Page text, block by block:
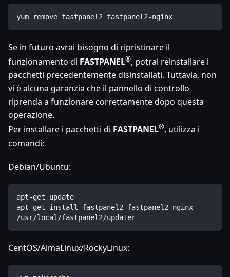
yum remove fastpanel2 fastpanel2-nginx
Se in futuro avrai bisogno di ripristinare il
funzionamento di FASTPANEL®, potrai reinstallare i
pacchetti precedentemente disinstallati. Tuttavia, non
vi è alcuna garanzia che il pannello di controllo
riprenda a funzionare correttamente dopo questa
operazione.
Per installare i pacchetti di FASTPANEL®, utilizza i
comandi:
Debian/Ubuntu:
apt-get update
apt-get install fastpanel2 fastpanel2-nginx
/usr/local/fastpanel2/updater
CentOS/AlmaLinux/RockyLinux: